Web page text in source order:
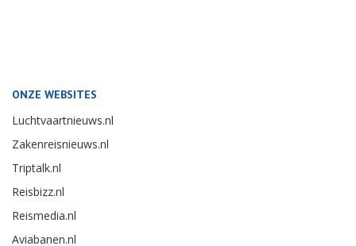
ONZE WEBSITES
Luchtvaartnieuws.nl
Zakenreisnieuws.nl
Triptalk.nl
Reisbizz.nl
Reismedia.nl
Aviabanen.nl